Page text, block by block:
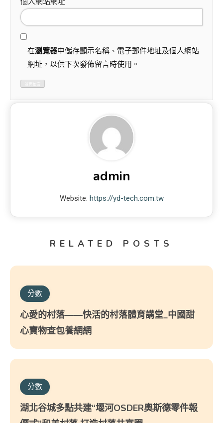
在瀏覽器中儲存顯示名稱、電子郵件地址及個人網站
網址，以供下次發佈留言時使用。
admin
Website: https://yd-tech.com.tw
RELATED POSTS
分數
心愛的村落——快活的村落體育講堂_中國甜
心寶物查包養網網
分數
湖北谷城多點共建“堰河OSDER奧斯德零件報